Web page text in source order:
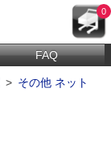
0
FAQ
> その他 ネット